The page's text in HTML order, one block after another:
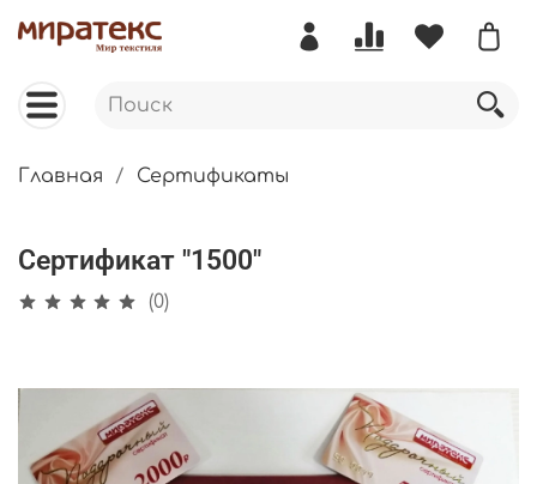
Главная Сертификаты
Сертификат "1500"
(0)